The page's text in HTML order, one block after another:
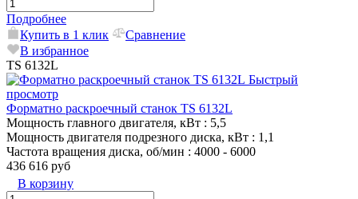
Подробнее
Купить в 1 клик
Сравнение
В избранное
TS 6132L
Быстрый
просмотр
Форматно раскроечный станок TS 6132L
Мощность главного двигателя, кВт : 5,5
Мощность двигателя подрезного диска, кВт : 1,1
Частота вращения диска, об/мин : 4000 - 6000
436 616 руб
В корзину